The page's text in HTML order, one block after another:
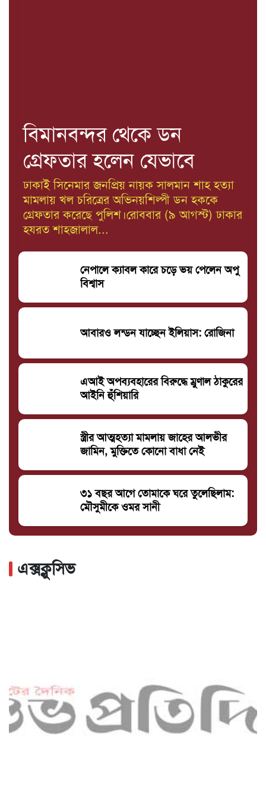
বিমানবন্দর থেকে ডন
গ্রেফতার হলেন যেভাবে
ঢাকাই সিনেমার জনপ্রিয় নায়ক সালমান শাহ হত্যা
মামলায় খল চরিত্রের অভিনয়শিল্পী ডন হককে
গ্রেফতার করেছে পুলিশ।রোববার (৯ আগস্ট) ঢাকার
হযরত শাহজালাল...
নেপালে ক্যাবল কারে চড়ে ভয় পেলেন অপু
বিশ্বাস
আবারও লন্ডন যাচ্ছেন ইলিয়াস: রোজিনা
এআই অপব্যবহারের বিরুদ্ধে ম্রুণাল ঠাকুরের
আইনি হুঁশিয়ারি
স্ত্রীর আত্মহত্যা মামলায় জাহের আলভীর
জামিন, মুক্তিতে কোনো বাধা নেই
৩১ বছর আগে তোমাকে ঘরে তুলেছিলাম:
মৌসুমীকে ওমর সানী
এক্সক্লুসিভ